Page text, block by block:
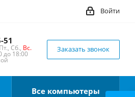
Войти
51
Сб., Вс.
до 18:00
Заказать звонок
Все компьютеры